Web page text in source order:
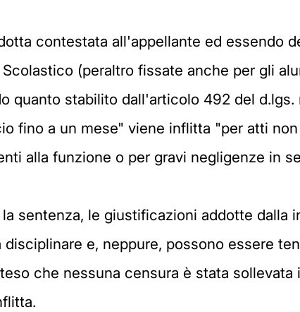
contestata all'appellante ed essendo
(peraltro fissate anche per gli
quanto stabilito dall'articolo 492 del
fino a un mese" viene inflitta "per atti
alla funzione o per gravi negligenze in
sentenza, le giustificazioni addotte dalla
e, neppure, possono essere
che nessuna censura è stata sollevata